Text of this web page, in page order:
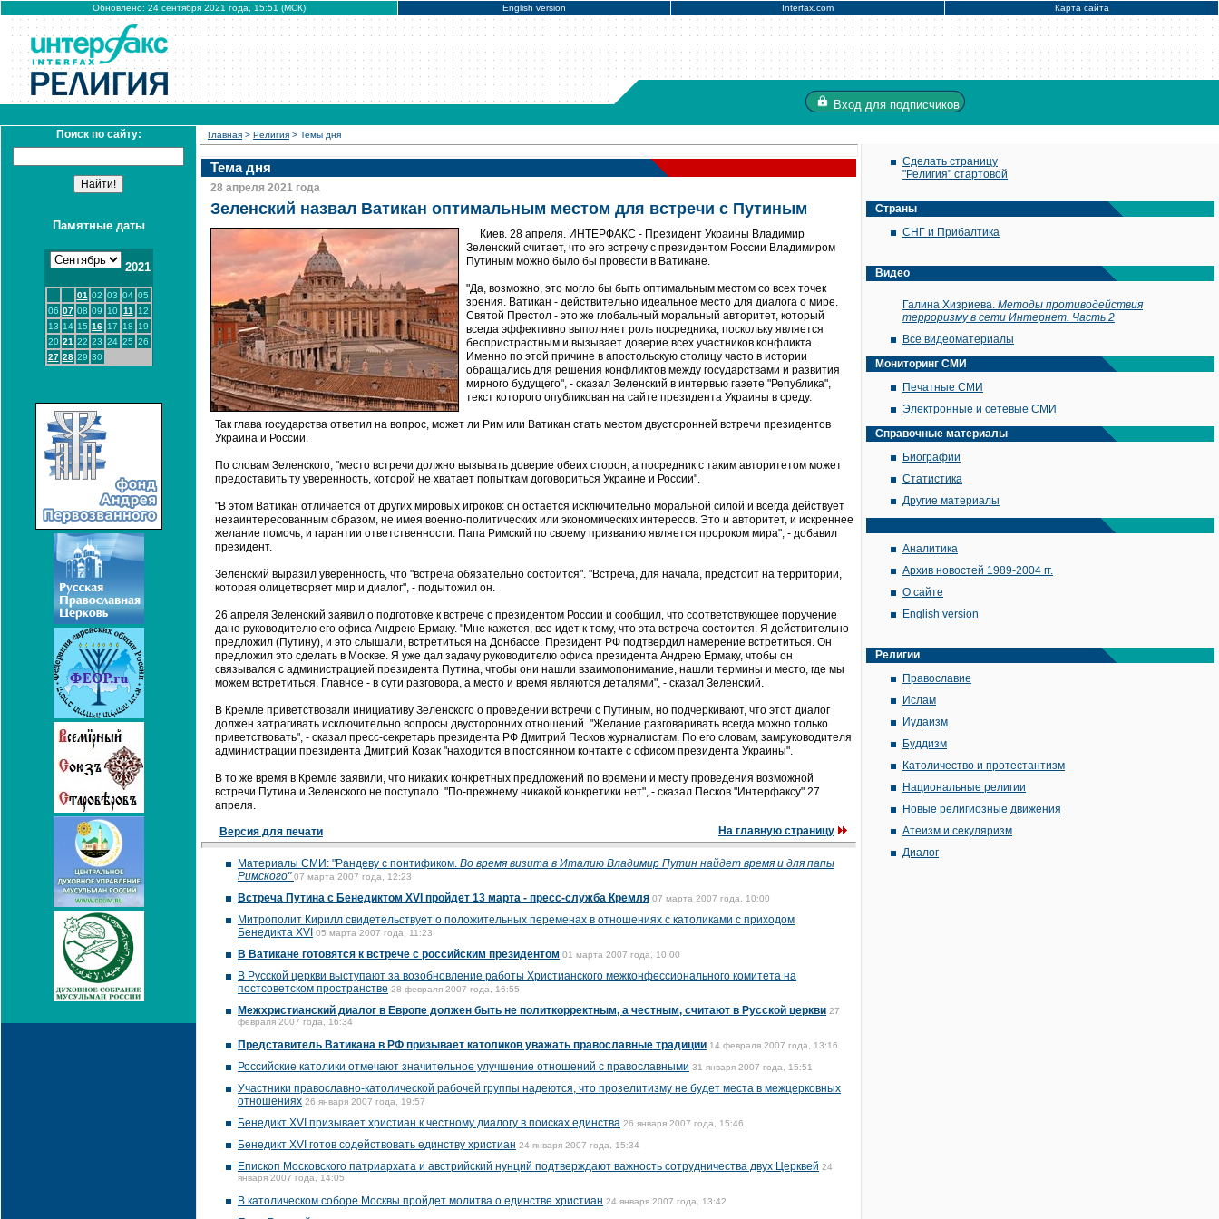
Обновлено: 24 сентября 2021 года, 15:51 (МСК) English version Interfax.com Карта сайта
Вход для подписчиков
Поиск по сайту:
Памятные даты
2021
01 02 03 04 05
06 07 08 09 10 11
12
13 14 15 16 17 18
19
20 21 22 23 24 25 26
27 28 29 30
Главная > Религия > Темы дня
Тема дня
28 апреля 2021 года
Зеленский назвал Ватикан оптимальным местом для встречи с Путиным
Киев. 28 апреля. ИНТЕРФАКС - Президент Украины Владимир
Зеленский считает, что его встречу с президентом России Владимиром
Путиным можно было бы провести в Ватикане.
"Да, возможно, это могло бы быть оптимальным местом со всех точек
зрения. Ватикан - действительно идеальное место для диалога о мире.
Святой Престол - это же глобальный моральный авторитет, который
всегда эффективно выполняет роль посредника, поскольку является
беспристрастным и вызывает доверие всех участников конфликта.
Именно по этой причине в апостольскую столицу часто в истории
обращались для решения конфликтов между государствами и развития
мирного будущего", - сказал Зеленский в интервью газете "Република",
текст которого опубликован на сайте президента Украины в среду.
Так глава государства ответил на вопрос, может ли Рим или Ватикан стать местом двусторонней встречи президентов
Украина и России.
По словам Зеленского, "место встречи должно вызывать доверие обеих сторон, а посредник с таким авторитетом может
предоставить ту уверенность, которой не хватает попыткам договориться Украине и России".
"В этом Ватикан отличается от других мировых игроков: он остается исключительно моральной силой и всегда действует
незаинтересованным образом, не имея военно-политических или экономических интересов. Это и авторитет, и искреннее
желание помочь, и гарантии ответственности. Папа Римский по своему призванию является пророком мира", - добавил
президент.
Зеленский выразил уверенность, что "встреча обязательно состоится". "Встреча, для начала, предстоит на территории,
которая олицетворяет мир и диалог", - подытожил он.
26 апреля Зеленский заявил о подготовке к встрече с президентом России и сообщил, что соответствующее поручение
дано руководителю его офиса Андрею Ермаку. "Мне кажется, все идет к тому, что эта встреча состоится. Я действительно
предложил (Путину), и это слышали, встретиться на Донбассе. Президент РФ подтвердил намерение встретиться. Он
предложил это сделать в Москве. Я уже дал задачу руководителю офиса президента Андрею Ермаку, чтобы он
связывался с администрацией президента Путина, чтобы они нашли взаимопонимание, нашли термины и место, где мы
можем встретиться. Главное - в сути разговора, а место и время являются деталями", - сказал Зеленский.
В Кремле приветствовали инициативу Зеленского о проведении встречи с Путиным, но подчеркивают, что этот диалог
должен затрагивать исключительно вопросы двусторонних отношений. "Желание разговаривать всегда можно только
приветствовать", - сказал пресс-секретарь президента РФ Дмитрий Песков журналистам. По его словам, замруководителя
администрации президента Дмитрий Козак "находится в постоянном контакте с офисом президента Украины".
В то же время в Кремле заявили, что никаких конкретных предложений по времени и месту проведения возможной
встречи Путина и Зеленского не поступало. "По-прежнему никакой конкретики нет", - сказал Песков "Интерфаксу" 27
апреля.
Версия для печати На главную страницу
Материалы СМИ: "Рандеву с понтификом. Во время визита в Италию Владимир Путин найдет время и для папы
Римского" 07 марта 2007 года, 12:23
Встреча Путина с Бенедиктом XVI пройдет 13 марта - пресс-служба Кремля 07 марта 2007 года, 10:00
Митрополит Кирилл свидетельствует о положительных переменах в отношениях с католиками с приходом
Бенедикта XVI 05 марта 2007 года, 11:23
В Ватикане готовятся к встрече с российским президентом 01 марта 2007 года, 10:00
В Русской церкви выступают за возобновление работы Христианского межконфессионального комитета на
постсоветском пространстве 28 февраля 2007 года, 16:55
Межхристианский диалог в Европе должен быть не политкорректным, а честным, считают в Русской церкви 27
февраля 2007 года, 16:34
Представитель Ватикана в РФ призывает католиков уважать православные традиции 14 февраля 2007 года, 13:16
Российские католики отмечают значительное улучшение отношений с православными 31 января 2007 года, 15:51
Участники православно-католической рабочей группы надеются, что прозелитизму не будет места в межцерковных
отношениях 26 января 2007 года, 19:57
Бенедикт XVI призывает христиан к честному диалогу в поисках единства 26 января 2007 года, 15:46
Бенедикт XVI готов содействовать единству христиан 24 января 2007 года, 15:34
Епископ Московского патриархата и австрийский нунций подтверждают важность сотрудничества двух Церквей 24
января 2007 года, 14:05
В католическом соборе Москвы пройдет молитва о единстве христиан 24 января 2007 года, 13:42
Сделать страницу
"Религия" стартовой
Страны
СНГ и Прибалтика
Видео
Галина Хизриева. Методы противодействия
терроризму в сети Интернет. Часть 2
Все видеоматериалы
Мониторинг СМИ
Печатные СМИ
Электронные и сетевые СМИ
Справочные материалы
Биографии
Статистика
Другие материалы
Аналитика
Архив новостей 1989-2004 гг.
О сайте
English version
Религии
Православие
Ислам
Иудаизм
Буддизм
Католичество и протестантизм
Национальные религии
Новые религиозные движения
Атеизм и секуляризм
Диалог